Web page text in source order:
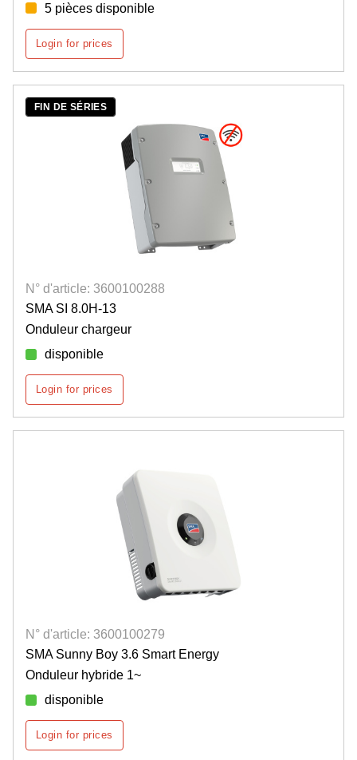
5 pièces disponible
Login for prices
FIN DE SÉRIES
N° d'article: 3600100288
SMA SI 8.0H-13
Onduleur chargeur
disponible
Login for prices
N° d'article: 3600100279
SMA Sunny Boy 3.6 Smart Energy
Onduleur hybride 1~
disponible
Login for prices